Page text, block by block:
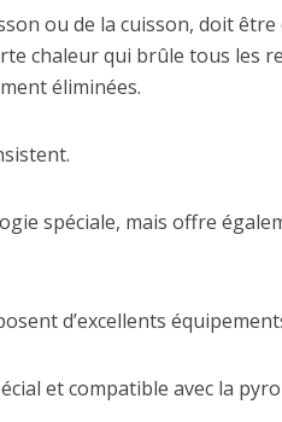
ou de la cuisson, doit
chaleur qui brûle tous les
éliminées.
spéciale, mais offre
d’excellents
et compatible avec la